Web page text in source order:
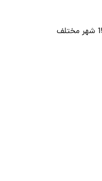
در این دوره بیش از 400 هنرمند با 65 گالری از 15 شهر مختلف